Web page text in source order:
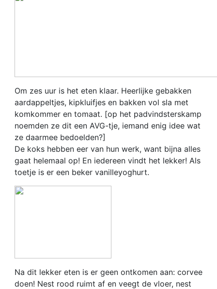
Om zes uur is het eten klaar. Heerlijke gebakken
aardappeltjes, kipkluifjes en bakken vol sla met
komkommer en tomaat. [op het padvindsterskamp
noemden ze dit een AVG-tje, iemand enig idee wat
ze daarmee bedoelden?]
De koks hebben eer van hun werk, want bijna alles
gaat helemaal op! En iedereen vindt het lekker! Als
toetje is er een beker vanilleyoghurt.
Na dit lekker eten is er geen ontkomen aan: corvee
doen! Nest rood ruimt af en veegt de vloer, nest